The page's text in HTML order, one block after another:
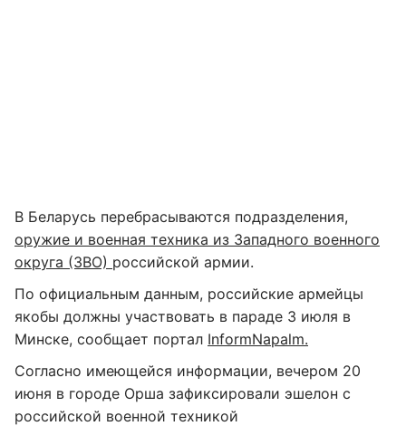
В Беларусь перебрасываются подразделения,
оружие и военная техника из Западного военного
округа (ЗВО) российской армии.
По официальным данным, российские армейцы
якобы должны участвовать в параде 3 июля в
Минске, сообщает портал InformNapalm.
Согласно имеющейся информации, вечером 20
июня в городе Орша зафиксировали эшелон с
российской военной техникой